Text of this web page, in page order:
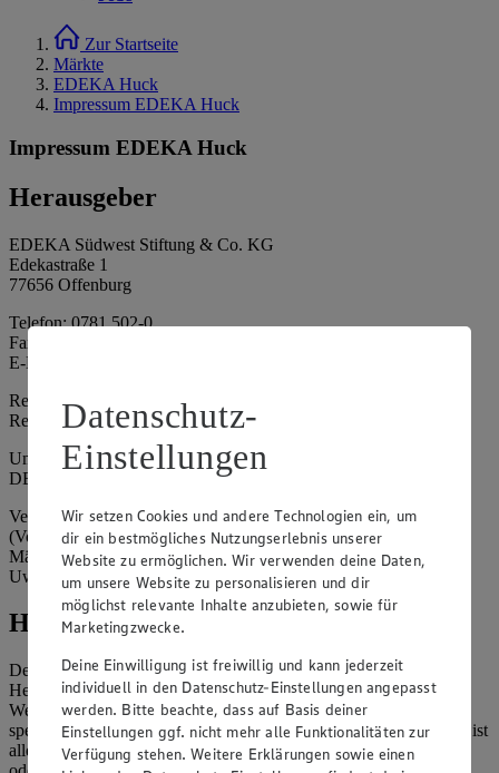
Zur Startseite
Märkte
EDEKA Huck
Impressum EDEKA Huck
Impressum EDEKA Huck
Herausgeber
EDEKA Südwest Stiftung & Co. KG
Edekastraße 1
77656 Offenburg
Telefon: 0781 502-0
Fax: 0781 502-6180
E-Mail: kundenservice@edeka-suedwest.de
Registergericht: Amtsgericht Freiburg i.B.
Registernummer: HRA 707629
Umsatzsteuer-Identifikationsnummer gem. § 27a UStG:
DE815916131
Vertretungsberechtigte: Rainer Huber (Sprecher)
(Vorstandsmitglied), Klaus Fickert (Vorstandsmitglied), Jürgen
Mäder (Vorstandsmitglied), Patrick Mogck (Vorstandsmitglied),
Uwe Kohler
Hinweise
Der Inhalt dieser Website ist urheberrechtlich geschützt. Der
Herausgeber gewährt Ihnen jedoch das Recht, den auf dieser
Website bereitgestellten Text ganz oder ausschnittsweise zu
speichern und zu vervielfältigen. Aus Gründen des Urheberrechts ist
allerdings die Speicherung und Vervielfältigung von Bildmaterial
Datenschutz-
Einstellungen
Wir setzen Cookies und andere Technologien ein, um
dir ein bestmögliches Nutzungserlebnis unserer
Website zu ermöglichen. Wir verwenden deine Daten,
um unsere Website zu personalisieren und dir
möglichst relevante Inhalte anzubieten, sowie für
Marketingzwecke.
Deine Einwilligung ist freiwillig und kann jederzeit
individuell in den Datenschutz-Einstellungen angepasst
werden. Bitte beachte, dass auf Basis deiner
Einstellungen ggf. nicht mehr alle Funktionalitäten zur
Verfügung stehen. Weitere Erklärungen sowie einen